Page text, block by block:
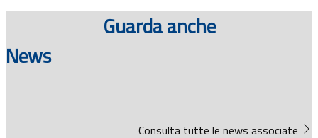
Guarda anche
News
Consulta tutte le news associate